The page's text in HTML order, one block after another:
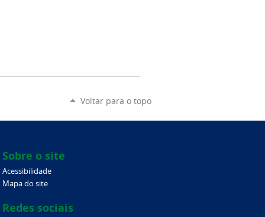
Voltar para o topo
Sobre o site
Acessibilidade
Mapa do site
Redes sociais